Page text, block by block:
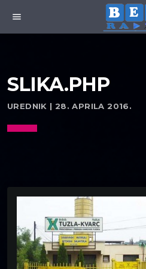
menu
SLIKA.PHP
UREDNIK | 28. APRILA 2016.